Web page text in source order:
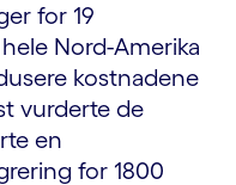
for 19
Nord-Amerika
kostnadene
vurderte de
en
for 1800